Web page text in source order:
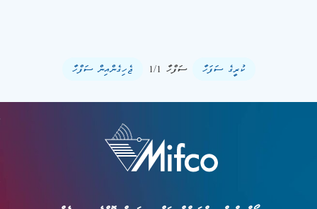
ކުރީގެ ސަފަހާ ސަފްހާ 1/1 ޖެހިގެންއިން ސަފްހާ